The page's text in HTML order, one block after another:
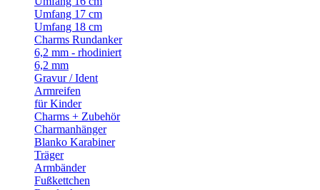
Umfang 17 cm
Umfang 18 cm
Charms Rundanker
6,2 mm - rhodiniert
6,2 mm
Gravur / Ident
Armreifen
für Kinder
Charms + Zubehör
Charmanhänger
Blanko Karabiner
Träger
Armbänder
Fußkettchen